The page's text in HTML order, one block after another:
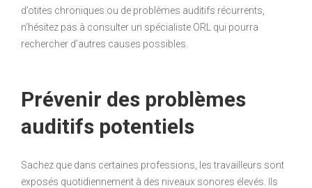
d’otites chroniques ou de problèmes auditifs récurrents,
n’hésitez pas à consulter un spécialiste ORL qui pourra
rechercher d’autres causes possibles.
Prévenir des problèmes
auditifs potentiels
Sachez que dans certaines professions, les travailleurs sont
exposés quotidiennement à des niveaux sonores élevés. Ils